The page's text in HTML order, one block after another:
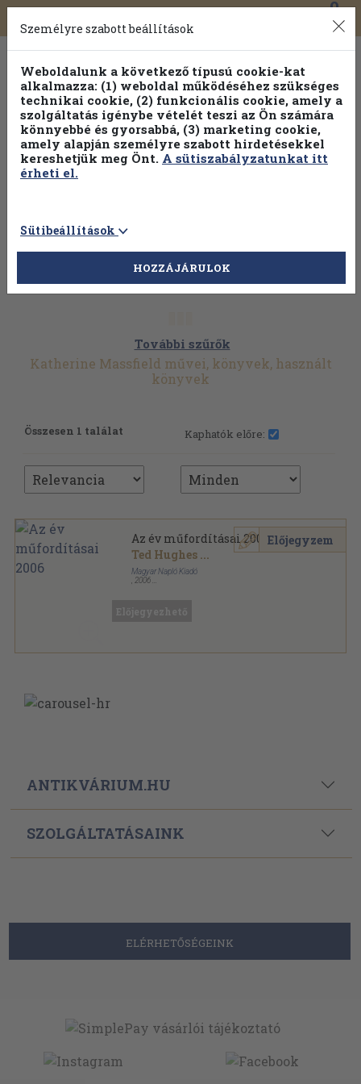
Toggle
navigation
0
Válogasson több mint 1.000.000 kiadványunk közül
100% kedvezménnyel!
További szűrők
Katherine Massfield művei, könyvek, használt
könyvek
Összesen 1 találat Kaphatók előre:
Az év műfordításai 2006
Ted Hughes ...
Magyar Napló Kiadó
2006
Előjegyzem
ANTIKVÁRIUM.HU
SZOLGÁLTATÁSAINK
ELÉRHETŐSÉGEINK
Személyre szabott beállítások
Weboldalunk a következő típusú cookie-kat
alkalmazza: (1) weboldal működéséhez szükséges
technikai cookie, (2) funkcionális cookie, amely a
szolgáltatás igénybe vételét teszi az Ön számára
könnyebbé és gyorsabbá, (3) marketing cookie,
amely alapján személyre szabott hirdetésekkel
kereshetjük meg Önt. A sütiszabályzatunkat itt
érheti el.
Sütibeállítások
HOZZÁJÁRULOK